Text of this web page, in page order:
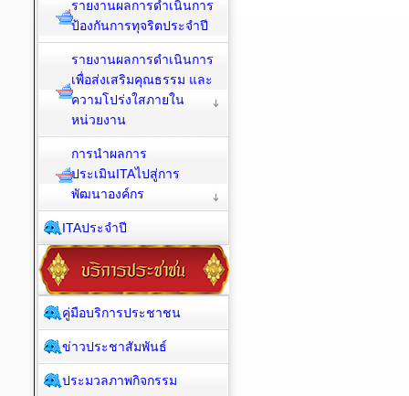
รายงานผลการดำเนินการ
ป้องกันการทุจริตประจำปี
รายงานผลการดำเนินการ
เพื่อส่งเสริมคุณธรรม และ
ความโปร่งใสภายใน
หน่วยงาน
การนำผลการ
ประเมินITAไปสู่การ
พัฒนาองค์กร
ITAประจำปี
คู่มือบริการประชาชน
ข่าวประชาสัมพันธ์
ประมวลภาพกิจกรรม